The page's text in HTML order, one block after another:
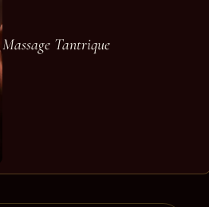
Massage Tantrique